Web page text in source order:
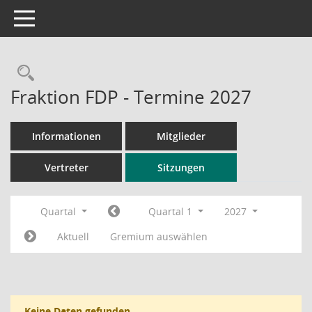
Toggle navigation
Rechercheauswahl
Fraktion FDP - Termine 2027
Informationen Mitglieder
Vertreter Sitzungen
Quartal Quartal 1
2027
Aktuell
Gremium auswählen